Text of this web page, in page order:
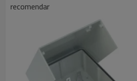
recomendar